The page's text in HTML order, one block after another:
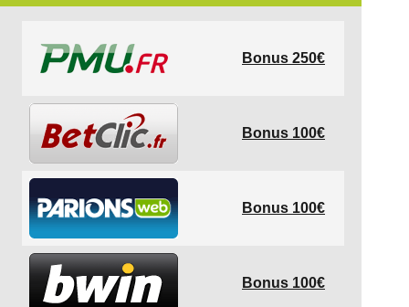
Bonus 250€
Bonus 100€
Bonus 100€
Bonus 100€